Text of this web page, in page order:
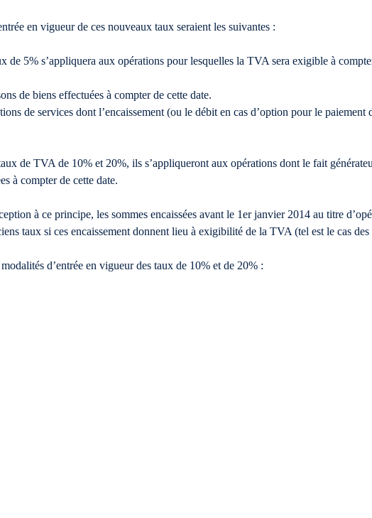
en vigueur de ces nouveaux taux seraient les suivantes :
de 5% s’appliquera aux opérations pour lesquelles la TVA sera exigible à
de biens effectuées à compter de cette date.
de services dont l’encaissement (ou le débit en cas d’option pour le
de TVA de 10% et 20%, ils s’appliqueront aux opérations dont le fait
à compter de cette date.
à ce principe, les sommes encaissées avant le 1er janvier 2014 au titre
taux si ces encaissement donnent lieu à exigibilité de la TVA (tel est le cas des
d’entrée en vigueur des taux de 10% et de 20% :